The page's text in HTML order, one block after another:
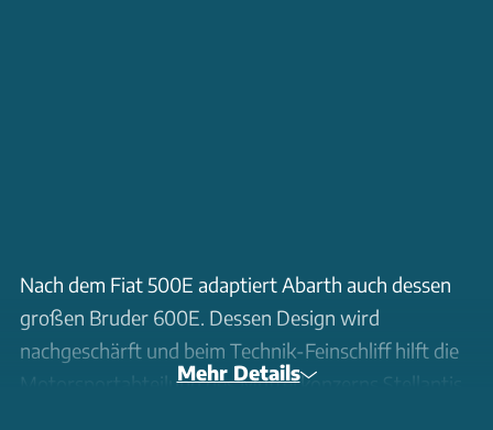
Nach dem Fiat 500E adaptiert Abarth auch dessen
großen Bruder 600E. Dessen Design wird
nachgeschärft und beim Technik-Feinschliff hilft die
Motorsportabteilung des Mutterkonzerns Stellantis.
Mehr Details